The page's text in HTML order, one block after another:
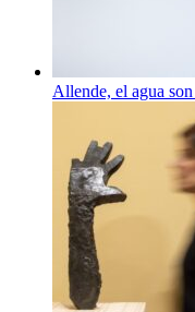
Allende, el agua